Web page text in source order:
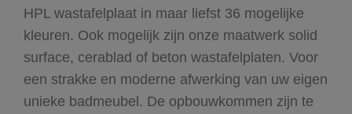
HPL wastafelplaat in maar liefst 36 mogelijke
kleuren. Ook mogelijk zijn onze maatwerk solid
surface, cerablad of beton wastafelplaten. Voor
een strakke en moderne afwerking van uw eigen
unieke badmeubel. De opbouwkommen zijn te